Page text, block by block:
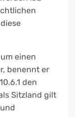
einen
benennt er
den
Sitzland gilt